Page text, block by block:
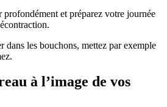
profondément et préparez votre journée
dans les bouchons, mettez par exemple
à l’image de vos